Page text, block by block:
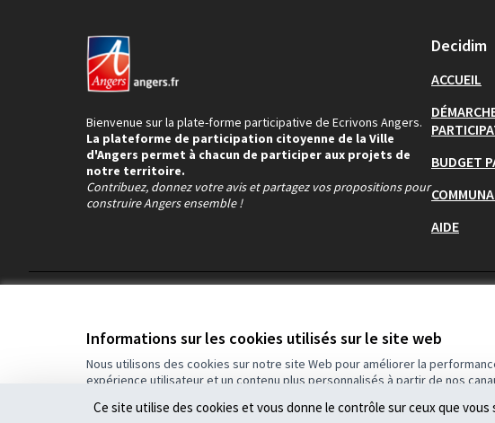
Informations sur les cookies utilisés sur le site web
Nous utilisons des cookies sur notre site Web pour améliorer la
expérience utilisateur et un contenu plus personnalisés à partir de nos
Bienvenue sur la plate-forme participative de Ecrivons Angers.
La plateforme de participation citoyenne de la Ville
d'Angers permet à chacun de participer aux projets de
notre territoire.
Contribuez, donnez votre avis et partagez vos propositions pour
construire Angers ensemble !
Decidim
ACCUEIL
BUDGET
AIDE
(Lien externe)
Site réalisé grâce aulogiciel libre Decidim
(Lien externe)
.
Ce site utilise des cookies et vous donne le contrôle sur ceux que